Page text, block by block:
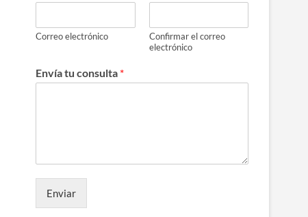
Correo electrónico
Confirmar el correo
electrónico
Envía tu consulta *
Enviar